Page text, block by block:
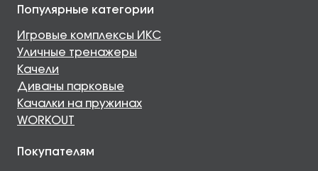
Популярные категории
Игровые комплексы ИКС
Уличные тренажеры
Качели
Диваны парковые
Качалки на пружинах
WORKOUT
Покупателям